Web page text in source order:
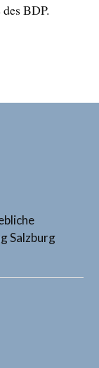
BDP.
Salzburg